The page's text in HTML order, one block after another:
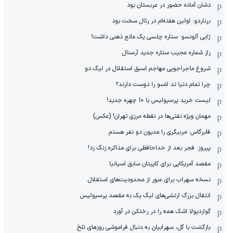
دشان آماده حضور در عربستان بود
برناردو: اولین هفته‌ام در رئال سخت بود
ژابی آلونسو: ستاره چلسی یک مانع ذهنی داشت!
راز شماره عجیب ستاره جدید آرسنال
شروع ماجراجویی مهاجم اسبق استقلال در لیگ دو
چرا تمام دنیا تد لاسو را دوست دارند؟
لیست خرید پرسپولیس با 10 چهره جدید!
مهمان‌ ویژه نفتی‌ها در نقطه مرزی تهران! (عکس)
فابرگاس: مربیگری را مدیون دو نفر هستم
پیروز: فجر بعد از خداحافظی برای مذاکره زنگ زد!
مقصد آمریکایی برای کاپیتان سابق اسپانیا
نسخه سهراب برای عبور از محدودیت‌های استقلال
انتقال بزرگ ارتشی‌های لیگ یک به مقصد پرسپولیس
گواردیولا اشک همه را در رختکن در آورد
بازگشت با گل، سهرابیان به دنبال فراموشی روزهای تلخ